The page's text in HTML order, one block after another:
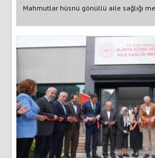
Mahmutlar hüsnü gönüllü aile sağlığı